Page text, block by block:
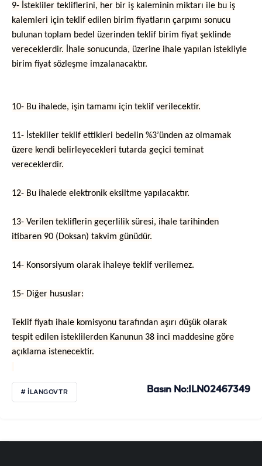
9- İstekliler tekliflerini, her bir iş kaleminin miktarı ile bu iş
kalemleri için teklif edilen birim fiyatların çarpımı sonucu
bulunan toplam bedel üzerinden teklif birim fiyat şeklinde
vereceklerdir. İhale sonucunda, üzerine ihale yapılan istekliyle
birim fiyat sözleşme imzalanacaktır.
10- Bu ihalede, işin tamamı için teklif verilecektir.
11- İstekliler teklif ettikleri bedelin %3’ünden az olmamak
üzere kendi belirleyecekleri tutarda geçici teminat
vereceklerdir.
12- Bu ihalede elektronik eksiltme yapılacaktır.
13- Verilen tekliflerin geçerlilik süresi, ihale tarihinden
itibaren 90 (Doksan) takvim günüdür.
14- Konsorsiyum olarak ihaleye teklif verilemez.
15- Diğer hususlar:
Teklif fiyatı ihale komisyonu tarafından aşırı düşük olarak
tespit edilen isteklilerden Kanunun 38 inci maddesine göre
açıklama istenecektir.
# ILANGOVTR Basın No:ILN02467349